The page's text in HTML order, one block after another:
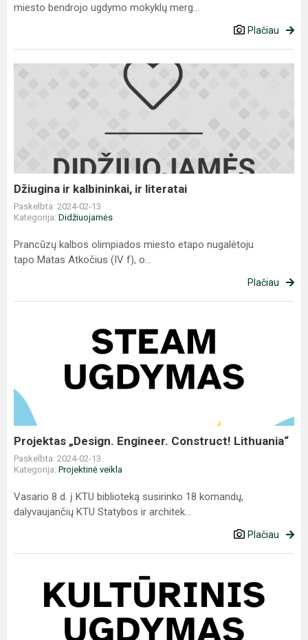
miesto bendrojo ugdymo mokyklų merg...
Plačiau
Džiugina
Džiugina ir kalbininkai, ir literatai
Paskelbta: 2024-02-13
Kategorija: Didžiuojamės
Prancūzų kalbos olimpiados miesto etapo nugalėtoju
tapo Matas Atkočius (IV f), o...
Plačiau
Lithuania“
Projektas „Design. Engineer. Construct! Lithuania“
Paskelbta: 2024-02-13
Kategorija: Projektinė veikla
Vasario 8 d. į KTU biblioteką susirinko 18 komandų,
dalyvaujančių KTU Statybos ir architek...
Plačiau
moksleivių